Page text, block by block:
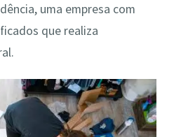
uma empresa com
que realiza